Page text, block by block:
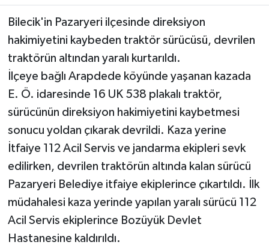
Bilecik'in Pazaryeri ilçesinde direksiyon
hakimiyetini kaybeden traktör sürücüsü, devrilen
traktörün altından yaralı kurtarıldı.
İlçeye bağlı Arapdede köyünde yaşanan kazada
E. Ö. idaresinde 16 UK 538 plakalı traktör,
sürücünün direksiyon hakimiyetini kaybetmesi
sonucu yoldan çıkarak devrildi. Kaza yerine
İtfaiye 112 Acil Servis ve jandarma ekipleri sevk
edilirken, devrilen traktörün altında kalan sürücü
Pazaryeri Belediye itfaiye ekiplerince çıkartıldı. İlk
müdahalesi kaza yerinde yapılan yaralı sürücü 112
Acil Servis ekiplerince Bozüyük Devlet
Hastanesine kaldırıldı.